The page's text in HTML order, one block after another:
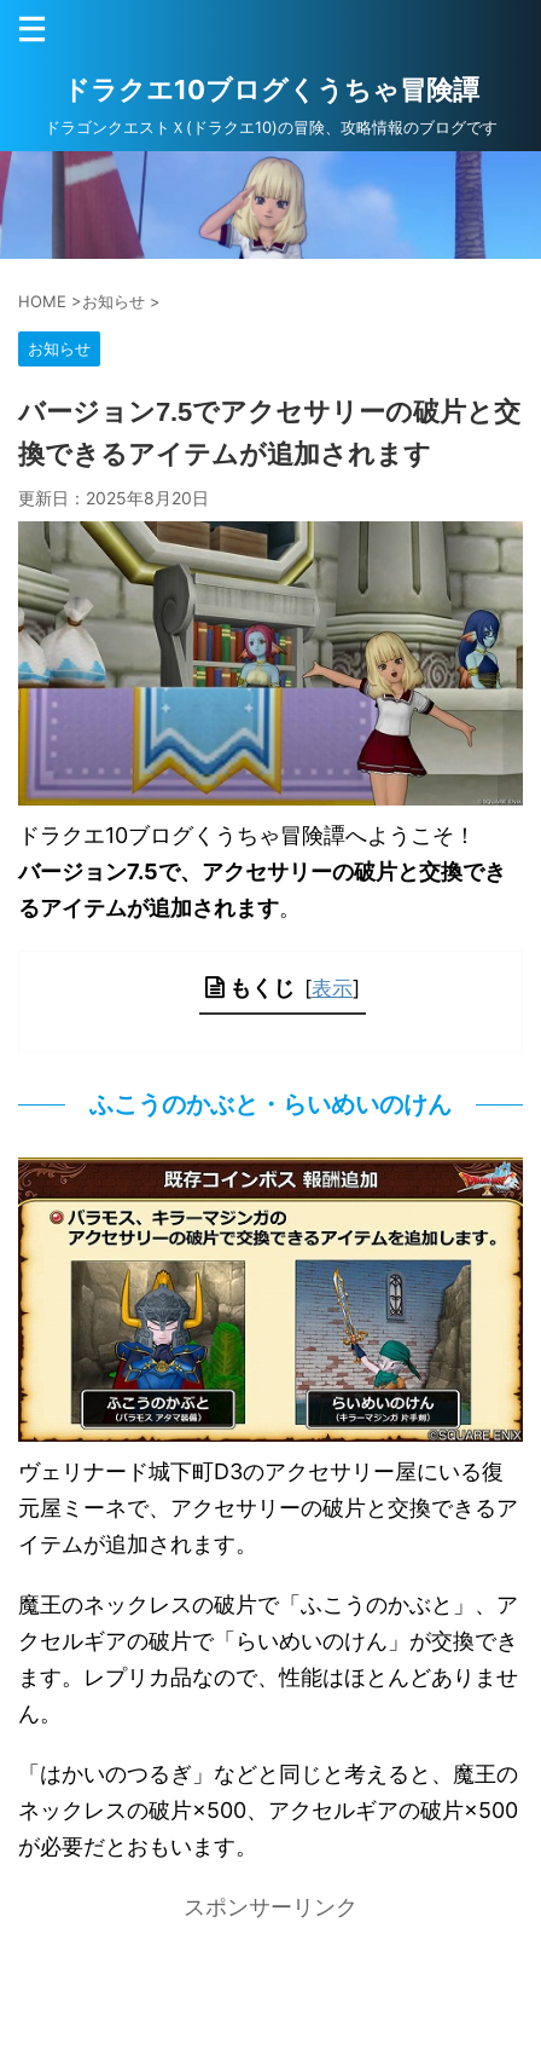
ドラクエ10ブログくうちゃ冒険譚
ドラゴンクエストＸ(ドラクエ10)の冒険、攻略情報のブログです
HOME >お知らせ >
お知らせ
バージョン7.5でアクセサリーの破片と交
換できるアイテムが追加されます
更新日： 2025年8月20日
ドラクエ10ブログくうちゃ冒険譚へようこそ！
バージョン7.5で、アクセサリーの破片と交換でき
るアイテムが追加されます。
もくじ [表示]
ふこうのかぶと・らいめいのけん
ヴェリナード城下町D3のアクセサリー屋にいる復
元屋ミーネで、アクセサリーの破片と交換できるア
イテムが追加されます。
魔王のネックレスの破片で「ふこうのかぶと」、ア
クセルギアの破片で「らいめいのけん」が交換でき
ます。レプリカ品なので、性能はほとんどありませ
ん。
「はかいのつるぎ」などと同じと考えると、魔王の
ネックレスの破片×500、アクセルギアの破片×500
が必要だとおもいます。
スポンサーリンク